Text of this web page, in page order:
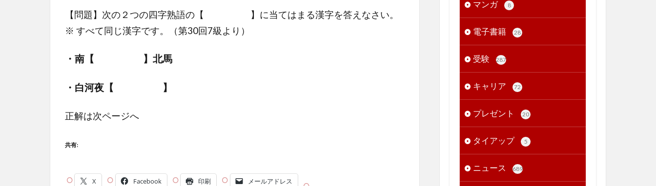
【問題】次の２つの四字熟語の【 】に当てはまる漢字を答えなさい。
※ すべて同じ漢字です。（第30回7級より）
・南【 】北馬
・白河夜【 】
正解は次ページへ
共有:
X Facebook 印刷 メールアドレス
マンガ
8
電子書籍 28
受験 287
キャリア 72
プレゼント 20
タイアップ 5
ニュース 689